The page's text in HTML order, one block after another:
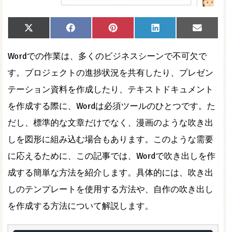
Share
on
X
(Twitter)
Share
on
Facebook
Share
on
Pinterest
Share
on
LinkedIn
Share
on
Email
Wordでの作業は、多くのビジネスシーンで不可欠で
す。プロジェクトの進捗状況を共有したり、プレゼン
テーション資料を作成したり、テキストドキュメント
を作成する際に、Wordは必須ツールのひとつです。た
だし、標準的な文章だけでなく、漫画のような吹き出
しを図形に組み込む場合もあります。このような需要
に応えるために、この記事では、Wordで吹き出しを作
成する簡単な方法を紹介します。具体的には、吹き出
しのテンプレートを使用する方法や、自作の吹き出し
を作成する方法について解説します。